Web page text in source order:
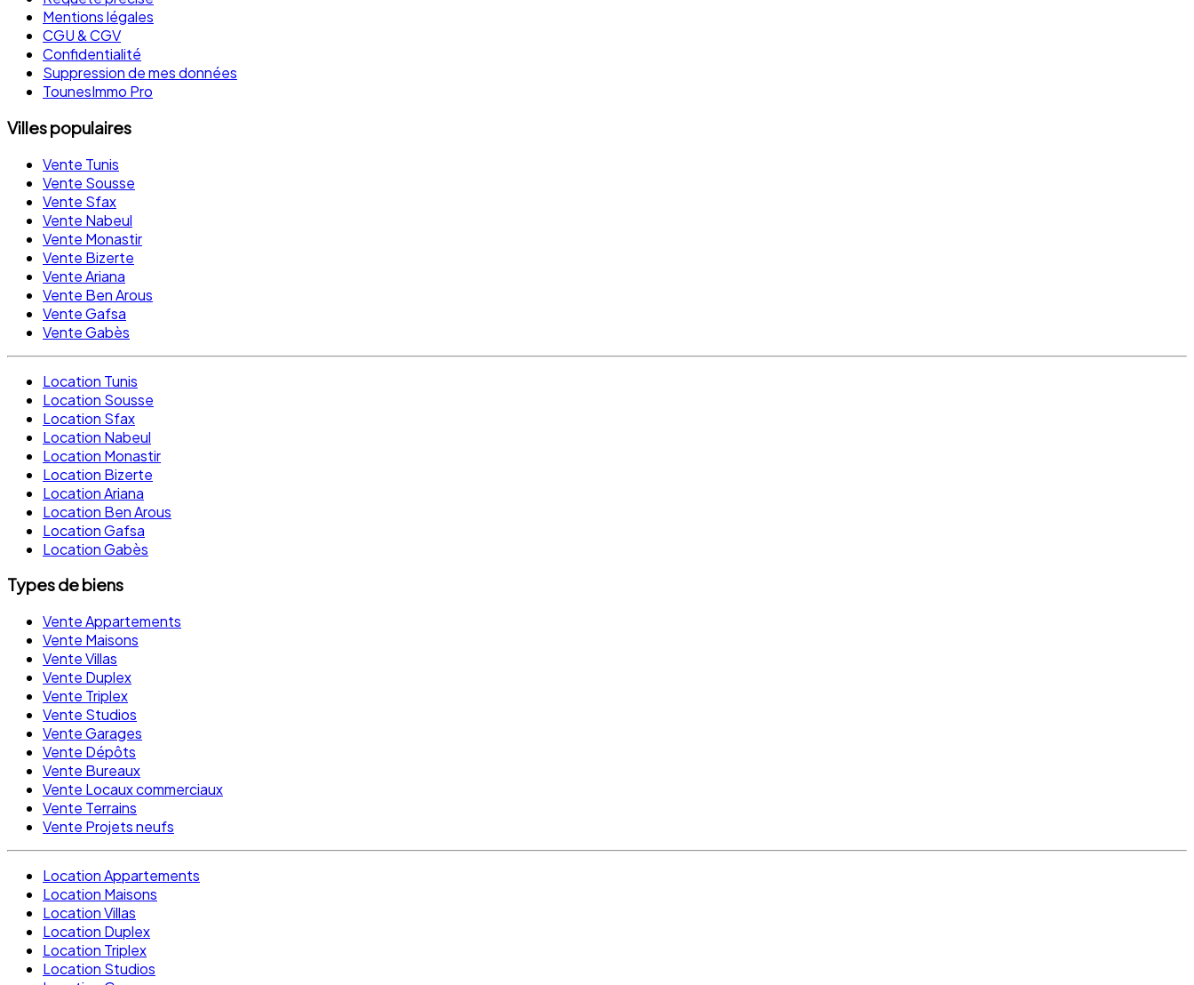
Mentions légales
CGU & CGV
Confidentialité
Suppression de mes données
TounesImmo Pro
Villes populaires
Vente Tunis
Vente Sousse
Vente Sfax
Vente Nabeul
Vente Monastir
Vente Bizerte
Vente Ariana
Vente Ben Arous
Vente Gafsa
Vente Gabès
Location Tunis
Location Sousse
Location Sfax
Location Nabeul
Location Monastir
Location Bizerte
Location Ariana
Location Ben Arous
Location Gafsa
Location Gabès
Types de biens
Vente Appartements
Vente Maisons
Vente Villas
Vente Duplex
Vente Triplex
Vente Studios
Vente Garages
Vente Dépôts
Vente Bureaux
Vente Locaux commerciaux
Vente Terrains
Vente Projets neufs
Location Appartements
Location Maisons
Location Villas
Location Duplex
Location Triplex
Location Studios